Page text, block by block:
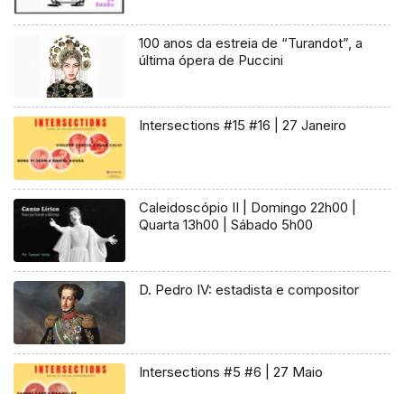
100 anos da estreia de “Turandot”, a
última ópera de Puccini
Intersections #15 #16 | 27 Janeiro
Caleidoscópio II | Domingo 22h00 |
Quarta 13h00 | Sábado 5h00
D. Pedro IV: estadista e compositor
Intersections #5 #6 | 27 Maio